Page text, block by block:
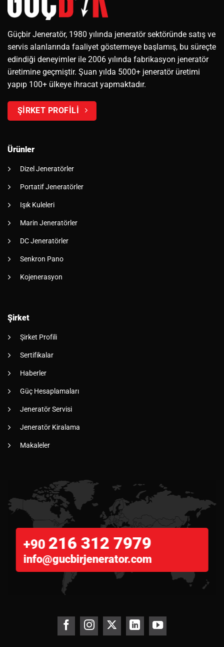
Güçbir Jeneratör, 1980 yılında jeneratör sektöründe satış ve
servis alanlarında faaliyet göstermeye başlamış, bu süreçte
edindiği deneyimler ile 2006 yılında fabrikasyon jeneratör
üretimine geçmiştir. Şuan yılda 5000+ jeneratör üretimi
yapıp 100+ ülkeye ihracat yapmaktadır.
ŞİRKET PROFİLİ
Ürünler
Dizel Jeneratörler
Portatif Jeneratörler
Işık Kuleleri
Marin Jeneratörler
DC Jeneratörler
Senkron Pano
Kojenerasyon
Şirket
Şirket Profili
Sertifikalar
Haberler
Güç Hesaplamaları
Jeneratör Servisi
Jeneratör Kiralama
Makaleler
+90 216 312 7979
info@gucbirjenerator.com